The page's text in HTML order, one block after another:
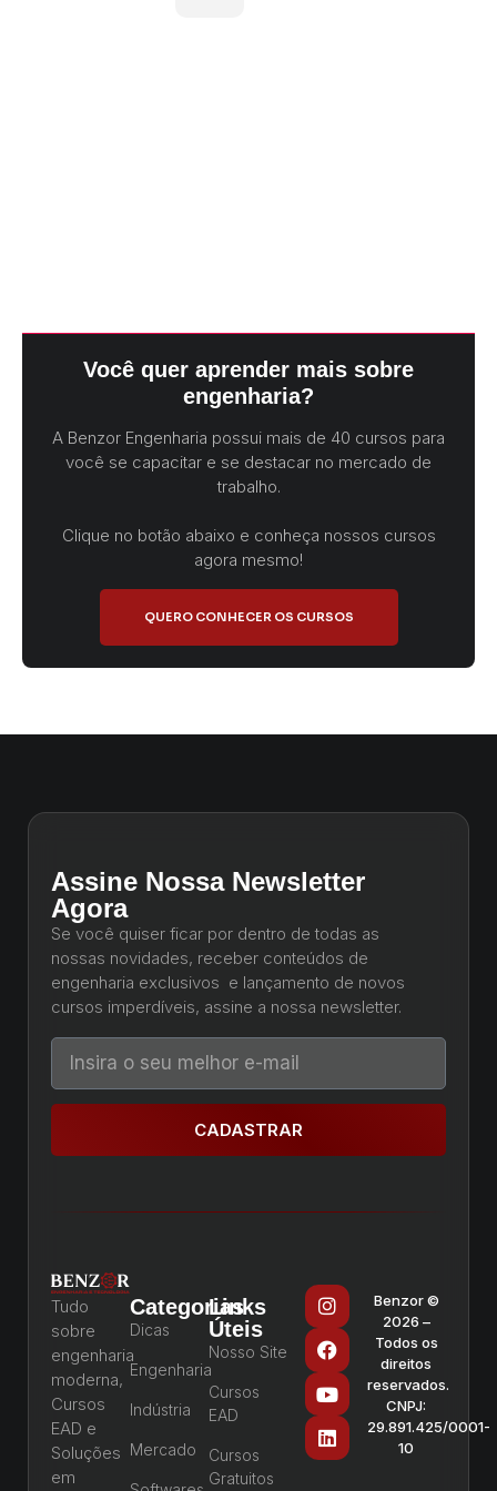
Você quer aprender mais sobre
engenharia?
A Benzor Engenharia possui mais de 40 cursos para
você se capacitar e se destacar no mercado de
trabalho.
Clique no botão abaixo e conheça nossos cursos
agora mesmo!
QUERO CONHECER OS CURSOS
Assine Nossa Newsletter
Agora
Se você quiser ficar por dentro de todas as
nossas novidades, receber conteúdos de
engenharia exclusivos e lançamento de novos
cursos imperdíveis, assine a nossa newsletter.
CADASTRAR
Tudo
sobre
engenharia
moderna,
Cursos
EAD e
Soluções
em
Categorias
Dicas
Engenharia
Indústria
Mercado
Links
Úteis
Nosso Site
Cursos
EAD
Cursos
Gratuitos
Benzor ©
2026 –
Todos os
direitos
reservados.
CNPJ:
29.891.425/0001-
10